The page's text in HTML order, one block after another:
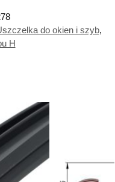
do okien i szyb,
H